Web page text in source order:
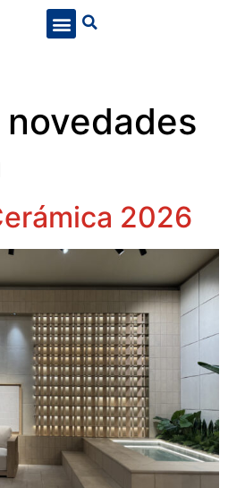
novedades
2026